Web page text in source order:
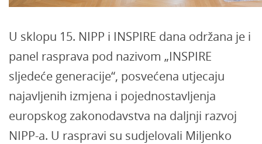
U sklopu 15. NIPP i INSPIRE dana održana je i
panel rasprava pod nazivom „INSPIRE
sljedeće generacije“, posvećena utjecaju
najavljenih izmjena i pojednostavljenja
europskog zakonodavstva na daljnji razvoj
NIPP-a. U raspravi su sudjelovali Miljenko